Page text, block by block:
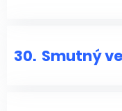
30. Smutný